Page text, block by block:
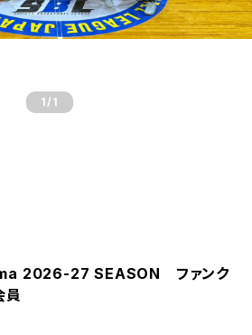
1 /1
2026-27 SEASON ファンク
員